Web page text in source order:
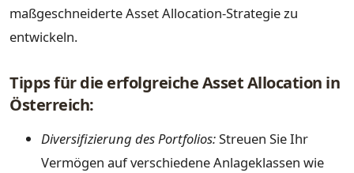
maßgeschneiderte Asset Allocation-Strategie zu
entwickeln.
Tipps für die erfolgreiche Asset Allocation in
Österreich:
Diversifizierung des Portfolios:Streuen Sie Ihr
Vermögen auf verschiedene Anlageklassen wie